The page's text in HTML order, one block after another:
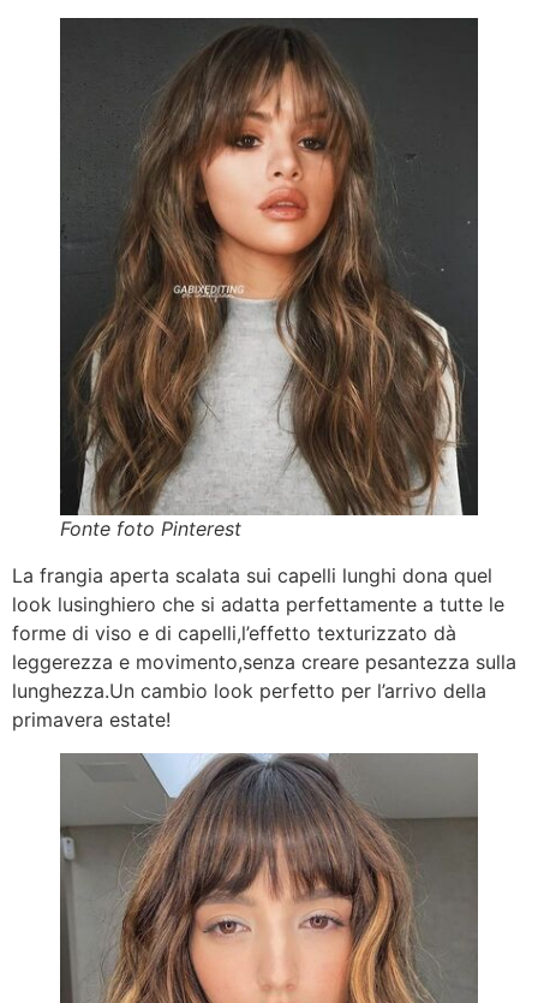
Fonte foto Pinterest
La frangia aperta scalata sui capelli lunghi dona quel
look lusinghiero che si adatta perfettamente a tutte le
forme di viso e di capelli,l’effetto texturizzato dà
leggerezza e movimento,senza creare pesantezza sulla
lunghezza.Un cambio look perfetto per l’arrivo della
primavera estate!